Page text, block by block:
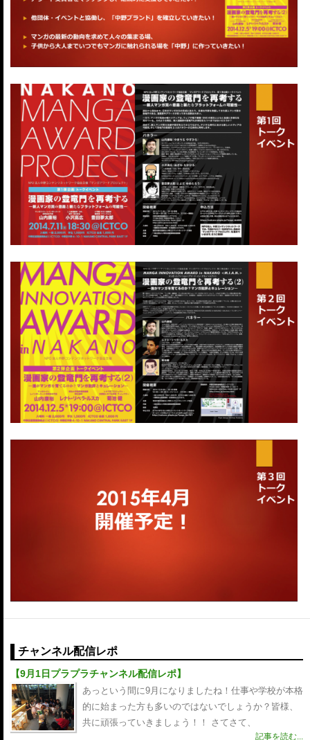
チャンネル配信レポ
【9月1日プラプラチャンネル配信レポ】
あっという間に9月になりましたね！仕事や学校が本格
的に始まった方も多いのではないでしょうか？皆様、
共に頑張っていきましょう！！ さてさて、
記事を読む...